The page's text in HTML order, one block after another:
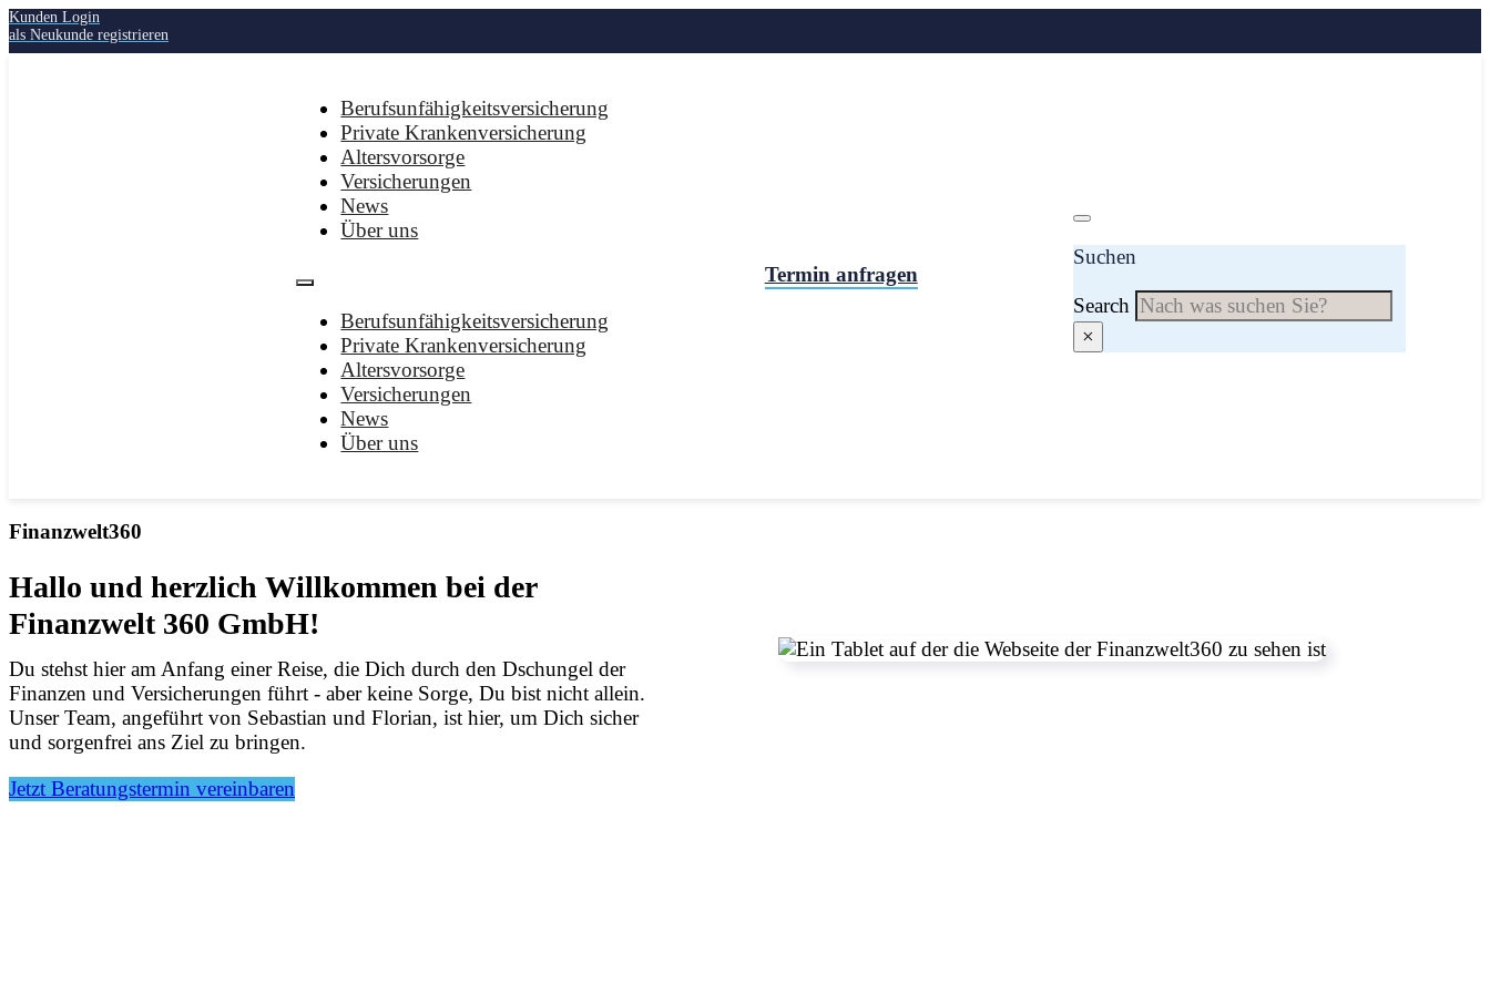
Kunden Login
als Neukunde registrieren
Berufsunfähigkeitsversicherung
Private Krankenversicherung
Altersvorsorge
Versicherungen
News
Über uns
Berufsunfähigkeitsversicherung
Private Krankenversicherung
Altersvorsorge
Versicherungen
News
Über uns
Termin anfragen
Suchen
Search
×
Finanzwelt360
Hallo und herzlich Willkommen bei der
Finanzwelt 360 GmbH!
Du stehst hier am Anfang einer Reise, die Dich durch den Dschungel der
Finanzen und Versicherungen führt - aber keine Sorge, Du bist nicht allein.
Unser Team, angeführt von Sebastian und Florian, ist hier, um Dich sicher
und sorgenfrei ans Ziel zu bringen.
Jetzt Beratungstermin vereinbaren